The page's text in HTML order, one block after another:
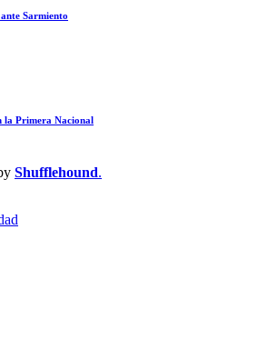
Sarmiento
la Primera Nacional
Shufflehound.